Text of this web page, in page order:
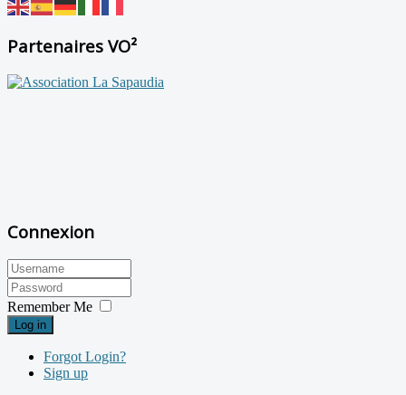
Partenaires VO²
Connexion
Remember Me
Log in
Forgot Login?
Sign up